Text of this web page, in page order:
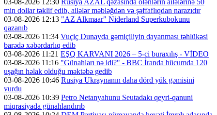
03-08-2026 12:30 Rusiya AZAL qəzasında ölənlərin ailələrinə 50
min dollar təklif edib, ailələr məbləğdən və şəffaflıqdan narazıdır
03-08-2026 12:13 "AZ Alkmaar" Niderland Superkubokunu
qazanıb
03-08-2026 11:34 Vuçiç Dunayda gəmiçiliyin dayanması təhlükəsi
barədə xəbərdarlıq edib
03-08-2026 11:21 EŞQ KARVANI 2026 – 5-ci buraxılış - VİDEO
03-08-2026 11:16 "Günahları nə idi?" - BBC İranda hücumda 120
uşağın həlak olduğu məktəbə gedib
03-08-2026 10:46 Rusiya Ukraynanın daha dörd yük gəmisini
vurdu
03-08-2026 10:39 Petro Netanyahunu Seutadakı qeyri-qanuni
miqrasiyada günahlandırıb